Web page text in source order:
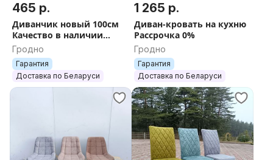
465 р.
Диванчик новый 100см
Качество в наличии
Рассрочка 0%
Гродно
Гарантия
Доставка по Беларуси
1 265 р.
Диван-кровать на кухню
Рассрочка 0%
Гродно
Гарантия
Доставка по Беларуси